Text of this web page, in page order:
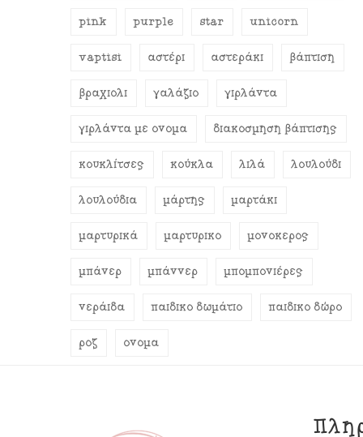
pink purple star unicorn
vaptisi αστέρι αστεράκι βάπτιση
βραχιόλι γαλάζιο γιρλάντα
γιρλάντα με όνομα διακόσμηση βάπτισης
κουκλίτσες κούκλα λιλά λουλούδι
λουλούδια μάρτης μαρτάκι
μαρτυρικά μαρτυρικό μονόκερος
μπάνερ μπάννερ μπομπονιέρες
νεράιδα παιδικό δωμάτιο παιδικό δώρο
ροζ όνομα